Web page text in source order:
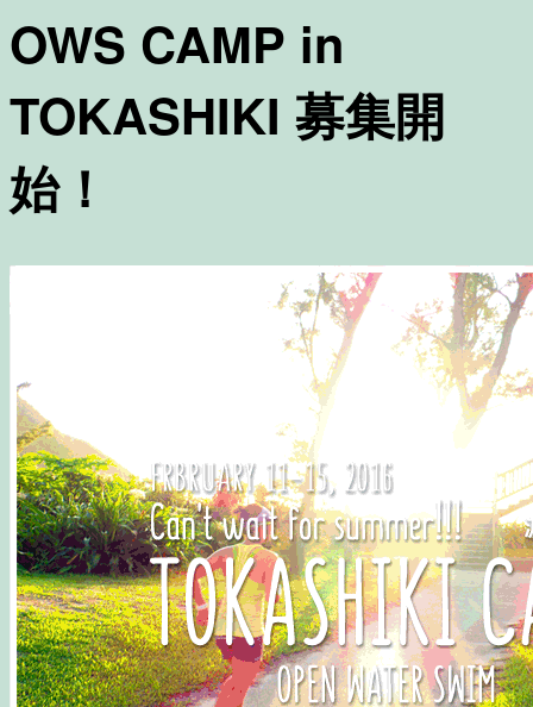
OWS CAMP in
TOKASHIKI 募集開
始！